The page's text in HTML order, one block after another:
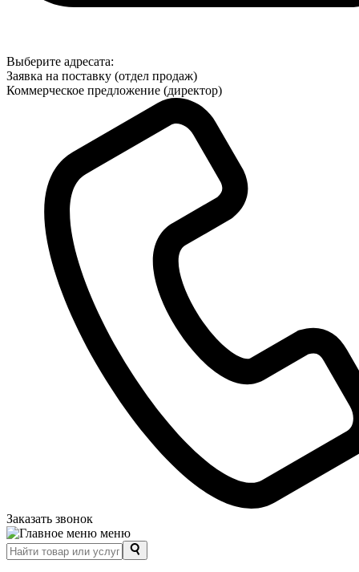
Выберите адресата:
Заявка на поставку (отдел продаж)
Коммерческое предложение (директор)
Заказать звонок
меню